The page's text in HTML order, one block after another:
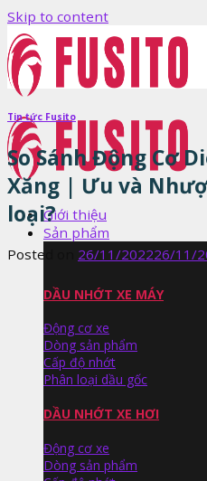
Skip to content
Giới thiệu
Sản phẩm
DẦU NHỚT XE MÁY
Động cơ xe
Dòng sản phẩm
Cấp độ nhớt
Phân loại dầu gốc
DẦU NHỚT XE HƠI
Động cơ xe
Dòng sản phẩm
Tin tức Fusito
So Sánh Động Cơ
Xăng | Ưu và
loại?
Posted on 26/11/202226/11/